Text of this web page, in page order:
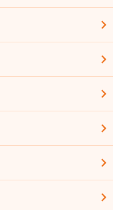
需部オートガス営業
営業所
支店
木営業所
市本店